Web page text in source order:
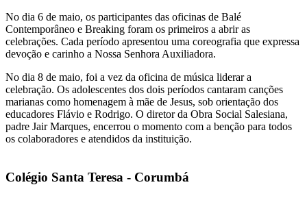
No dia 6 de maio, os participantes das oficinas de Balé
Contemporâneo e Breaking foram os primeiros a abrir as
celebrações. Cada período apresentou uma coreografia que expressa
devoção e carinho a Nossa Senhora Auxiliadora.
No dia 8 de maio, foi a vez da oficina de música liderar a
celebração. Os adolescentes dos dois períodos cantaram canções
marianas como homenagem à mãe de Jesus, sob orientação dos
educadores Flávio e Rodrigo. O diretor da Obra Social Salesiana,
padre Jair Marques, encerrou o momento com a benção para todos
os colaboradores e atendidos da instituição.
Colégio Santa Teresa - Corumbá